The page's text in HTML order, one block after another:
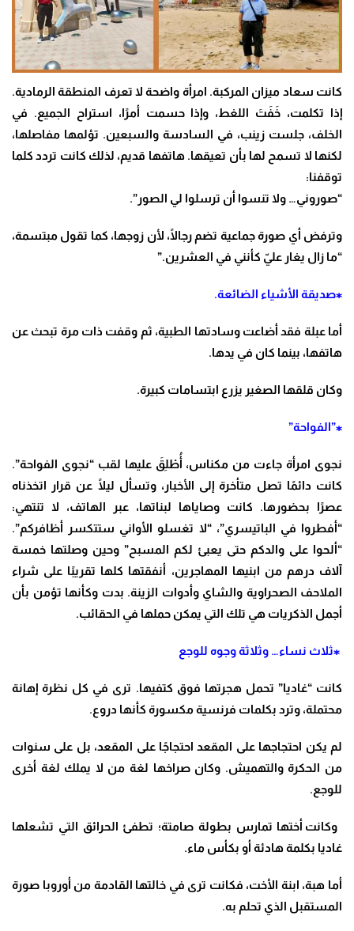
كانت سعاد ميزان المركبة. امرأة واضحة لا تعرف المنطقة الرمادية.
إذا تكلمت، خَفَتَ اللغط، وإذا حسمت أمرًا، استراح الجميع. في
الخلف، جلست زينب، في السادسة والسبعين. تؤلمها مفاصلها،
لكنها لا تسمح لها بأن تعيقها. هاتفها قديم، لذلك كانت تردد كلما
توقفنا:
“صوروني… ولا تنسوا أن ترسلوا لي الصور”.
وترفض أي صورة جماعية تضم رجالًا، لأن زوجها، كما تقول مبتسمة،
“ما زال يغار عليّ كأنني في العشرين.”
⁎صديقة الأشياء الضائعة.
أما عبلة فقد أضاعت وسادتها الطبية، ثم وقفت ذات مرة تبحث عن
هاتفها، بينما كان في يدها.
وكان قلقها الصغير يزرع ابتسامات كبيرة.
⁎”الفواحة”
نجوى امرأة جاءت من مكناس، أُطْلِقَ عليها لقب “نجوى الفواحة”.
كانت دائمًا تصل متأخرة إلى الأخبار، وتسأل ليلًا عن قرار اتخذناه
عصرًا بحضورها. كانت وصاياها لبناتها، عبر الهاتف، لا تنتهي:
“أفطروا في الباتيسري”، “لا تغسلو الأواني ستتكسر أظافركم”.
“ألحوا على والدكم حتى يعبئ لكم المسبح” وحين وصلتها خمسة
آلاف درهم من ابنيها المهاجرين، أنفقتها كلها تقريبًا على شراء
الملاحف الصحراوية والشاي وأدوات الزينة. بدت وكأنها تؤمن بأن
أجمل الذكريات هي تلك التي يمكن حملها في الحقائب.
⁎ثلاث نساء… وثلاثة وجوه للوجع
كانت “غاديا” تحمل هجرتها فوق كتفيها. ترى في كل نظرة إهانة
محتملة، وترد بكلمات فرنسية مكسورة كأنها دروع.
لم يكن احتجاجها على المقعد احتجاجًا على المقعد، بل على سنوات
من الحكرة والتهميش. وكانصراخها لغة من لا يملك لغة أخرى
للوجع.
وكانت أختها تمارس بطولة صامتة؛ تطفئ الحرائق التي تشعلها
غاديا بكلمة هادئة أو بكأس ماء.
أما هبة، ابنة الأخت، فكانت ترى في خالتها القادمة من أوروبا صورة
المستقبل الذي تحلم به.